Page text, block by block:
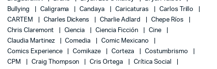
Bullying
Caligrama Candaya Caricaturas
Carlos Trillo
CARTEM
Charles Dickens Charlie Adlard
Chepe Ríos
Chris Claremont
Ciencia Ciencia Ficción
Cine
Claudia Martinez
Comedia
Comic Mexicano
Comics Experience
Comikaze Corteza
Costumbrismo
CPM
Craig Thompson Cris Ortega
Crítica Social